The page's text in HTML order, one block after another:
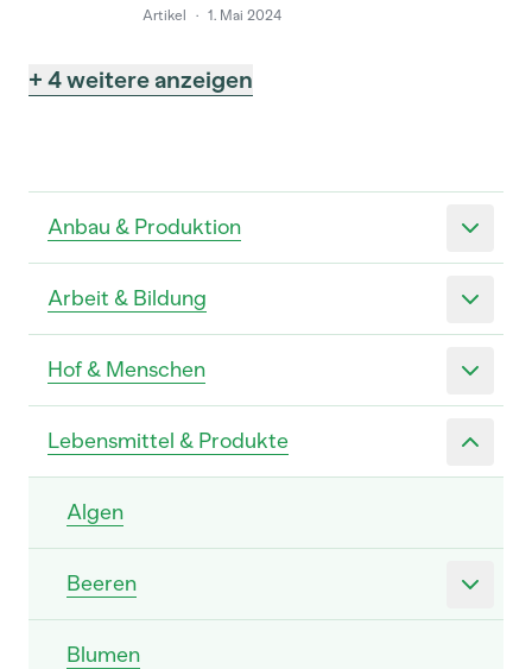
Anbau & Produktion
Arbeit & Bildung
Hof & Menschen
Lebensmittel & Produkte
Algen
Beeren
Blumen
Artikel · 1. Mai 2024
+ 4 weitere anzeigen